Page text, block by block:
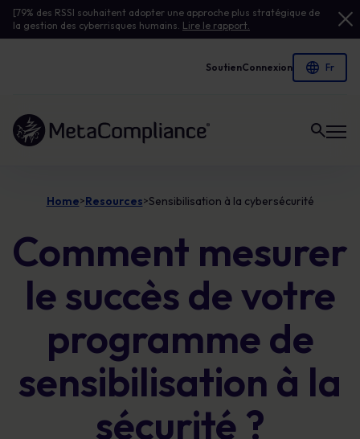
[79% des RSSI souhaitent adopter une approche plus stratégique de
la gestion des cyberrisques humains. Lire le rapport.
SoutienConnexion
Lien vers la page d'accueil
Home>Resources>Sensibilisation à la cybersécurité
Comment mesurer
le succès de votre
programme de
sensibilisation à la
sécurité ?